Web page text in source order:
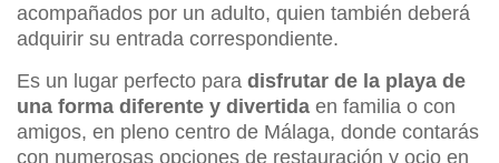
acompañados por un adulto, quien también deberá
adquirir su entrada correspondiente.
Es un lugar perfecto para disfrutar de la playa de
una forma diferente y divertida en familia o con
amigos, en pleno centro de Málaga, donde contarás
con numerosas opciones de restauración y ocio en